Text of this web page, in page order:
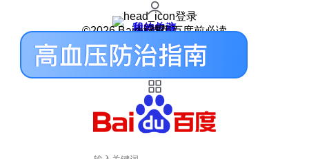
登录
我的关注
我的收藏
皮肤中心
用户反馈
设置
©2026 Baidu 使用百度前必读